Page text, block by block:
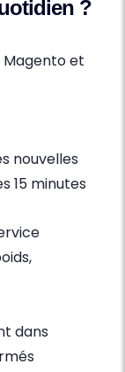
?
Magento et
nouvelles
15 minutes
dans